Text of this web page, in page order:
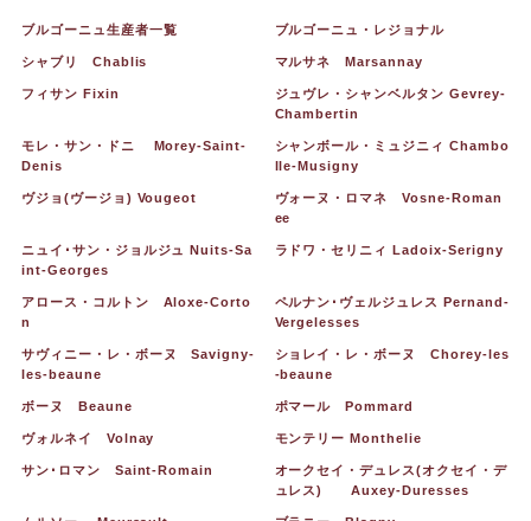
ブルゴーニュ生産者一覧 ブルゴーニュ・レジョナル
シャブリ Chablis マルサネ Marsannay
フィサン Fixin
ジュヴレ・シャンベルタン Gevrey-
Chambertin
モレ・サン・ドニ Morey-Saint-
Denis
シャンボール・ミュジニィ Chambo
lle-Musigny
ヴジョ(ヴージョ) Vougeot
ヴォーヌ・ロマネ Vosne-Roman
ee
ニュイ･サン・ジョルジュ Nuits-Sa
int-Georges
ラドワ・セリニィ Ladoix-Serigny
アロース・コルトン Aloxe-Corto
n
ペルナン･ヴェルジュレス Pernand-
Vergelesses
サヴィニー・レ・ボーヌ Savigny-
les-beaune
ショレイ・レ・ボーヌ Chorey-les
-beaune
ボーヌ Beaune ポマール Pommard
ヴォルネイ Volnay モンテリー Monthelie
サン･ロマン Saint-Romain
オークセイ・デュレス(オクセイ・デ
ュレス) Auxey-Duresses